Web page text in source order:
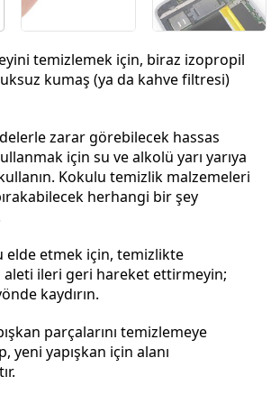
temizlemek için, biraz izopropil
kumaş (ya da kahve filtresi)
zarar görebilecek hassas
için su ve alkolü yarı yarıya
Kokulu temizlik malzemeleri
herhangi bir şey
elde etmek için, temizlikte
aleti ileri geri hareket ettirmeyin;
kaydırın.
parçalarını temizlemeye
yeni yapışkan için alanı